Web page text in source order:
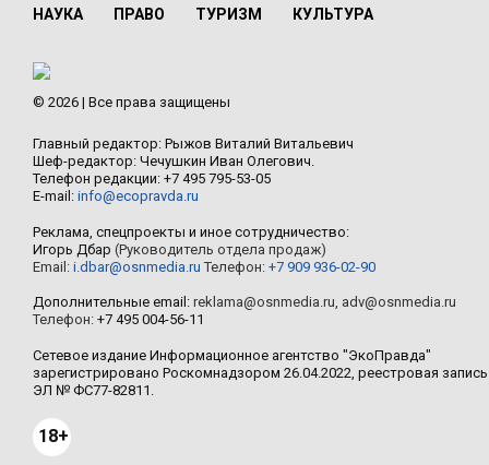
НАУКА ПРАВО ТУРИЗМ КУЛЬТУРА
© 2026 | Все права защищены
Главный редактор: Рыжов Виталий Витальевич
Шеф-редактор: Чечушкин Иван Олегович.
Телефон редакции: +7 495 795-53-05
E-mail: info@ecopravda.ru
Реклама, спецпроекты и иное сотрудничество:
Игорь Дбар (Руководитель отдела продаж)
Email: i.dbar@osnmedia.ru Телефон: +7 909 936-02-90
Дополнительные email: reklama@osnmedia.ru, adv@osnmedia.ru
Телефон: +7 495 004-56-11
Сетевое издание Информационное агентство "ЭкоПравда"
зарегистрировано Роскомнадзором 26.04.2022, реестровая запись
ЭЛ № ФС77-82811.
18+